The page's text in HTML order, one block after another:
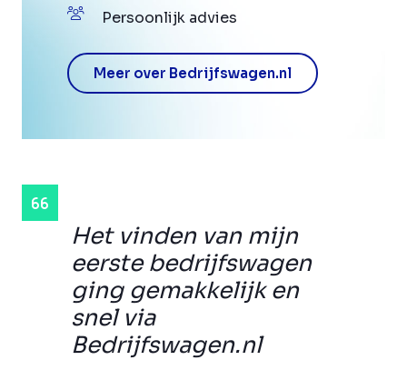
Het vinden van mijn
eerste bedrijfswagen
ging gemakkelijk en
snel via
Bedrijfswagen.nl
Persoonlijk advies
Meer over Bedrijfswagen.nl